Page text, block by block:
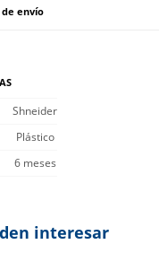
envío
Shneider
Plástico
6 meses
interesar